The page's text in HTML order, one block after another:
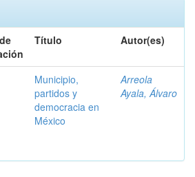
Título Autor(es)
Municipio,
partidos y
democracia en
México
Arreola
Ayala, Álvaro